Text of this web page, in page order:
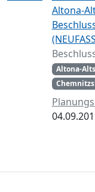
Altona-
Altona-